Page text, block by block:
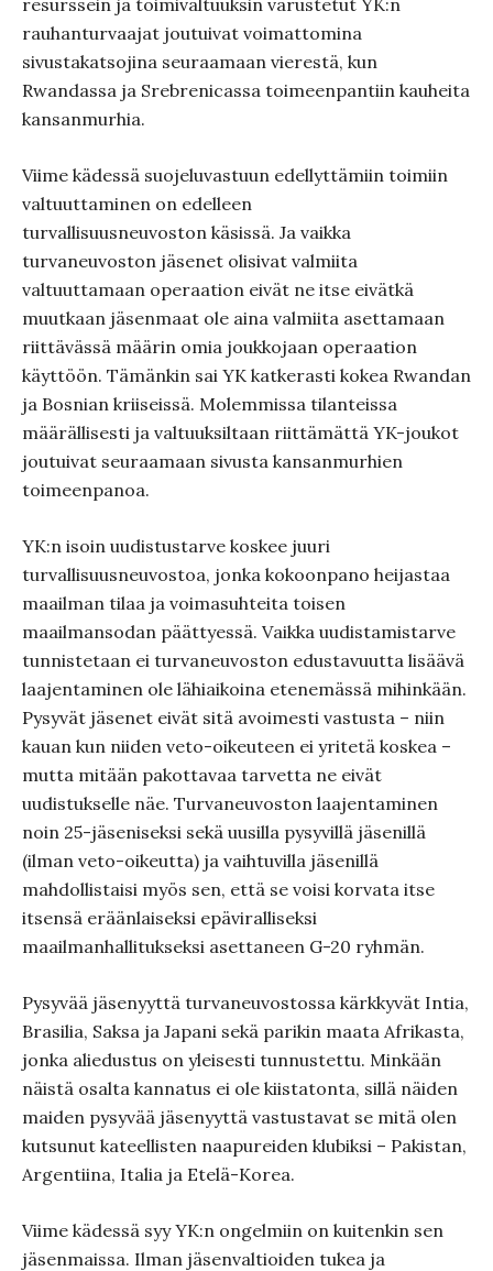
resurssein ja toimivaltuuksin varustetut YK:n
rauhanturvaajat joutuivat voimattomina
sivustakatsojina seuraamaan vierestä, kun
Rwandassa ja Srebrenicassa toimeenpantiin kauheita
kansanmurhia.
Viime kädessä suojeluvastuun edellyttämiin toimiin
valtuuttaminen on edelleen
turvallisuusneuvoston käsissä. Ja vaikka
turvaneuvoston jäsenet olisivat valmiita
valtuuttamaan operaation eivät ne itse eivätkä
muutkaan jäsenmaat ole aina valmiita asettamaan
riittävässä määrin omia joukkojaan operaation
käyttöön. Tämänkin sai YK katkerasti kokea Rwandan
ja Bosnian kriiseissä. Molemmissa tilanteissa
määrällisesti ja valtuuksiltaan riittämättä YK-joukot
joutuivat seuraamaan sivusta kansanmurhien
toimeenpanoa.
YK:n isoin uudistustarve koskee juuri
turvallisuusneuvostoa, jonka kokoonpano heijastaa
maailman tilaa ja voimasuhteita toisen
maailmansodan päättyessä. Vaikka uudistamistarve
tunnistetaan ei turvaneuvoston edustavuutta lisäävä
laajentaminen ole lähiaikoina etenemässä mihinkään.
Pysyvät jäsenet eivät sitä avoimesti vastusta – niin
kauan kun niiden veto-oikeuteen ei yritetä koskea –
mutta mitään pakottavaa tarvetta ne eivät
uudistukselle näe. Turvaneuvoston laajentaminen
noin 25-jäseniseksi sekä uusilla pysyvillä jäsenillä
(ilman veto-oikeutta) ja vaihtuvilla jäsenillä
mahdollistaisi myös sen, että se voisi korvata itse
itsensä eräänlaiseksi epäviralliseksi
maailmanhallitukseksi asettaneen G-20 ryhmän.
Pysyvää jäsenyyttä turvaneuvostossa kärkkyvät Intia,
Brasilia, Saksa ja Japani sekä parikin maata Afrikasta,
jonka aliedustus on yleisesti tunnustettu. Minkään
näistä osalta kannatus ei ole kiistatonta, sillä näiden
maiden pysyvää jäsenyyttä vastustavat se mitä olen
kutsunut kateellisten naapureiden klubiksi – Pakistan,
Argentiina, Italia ja Etelä-Korea.
Viime kädessä syy YK:n ongelmiin on kuitenkin sen
jäsenmaissa. Ilman jäsenvaltioiden tukea ja